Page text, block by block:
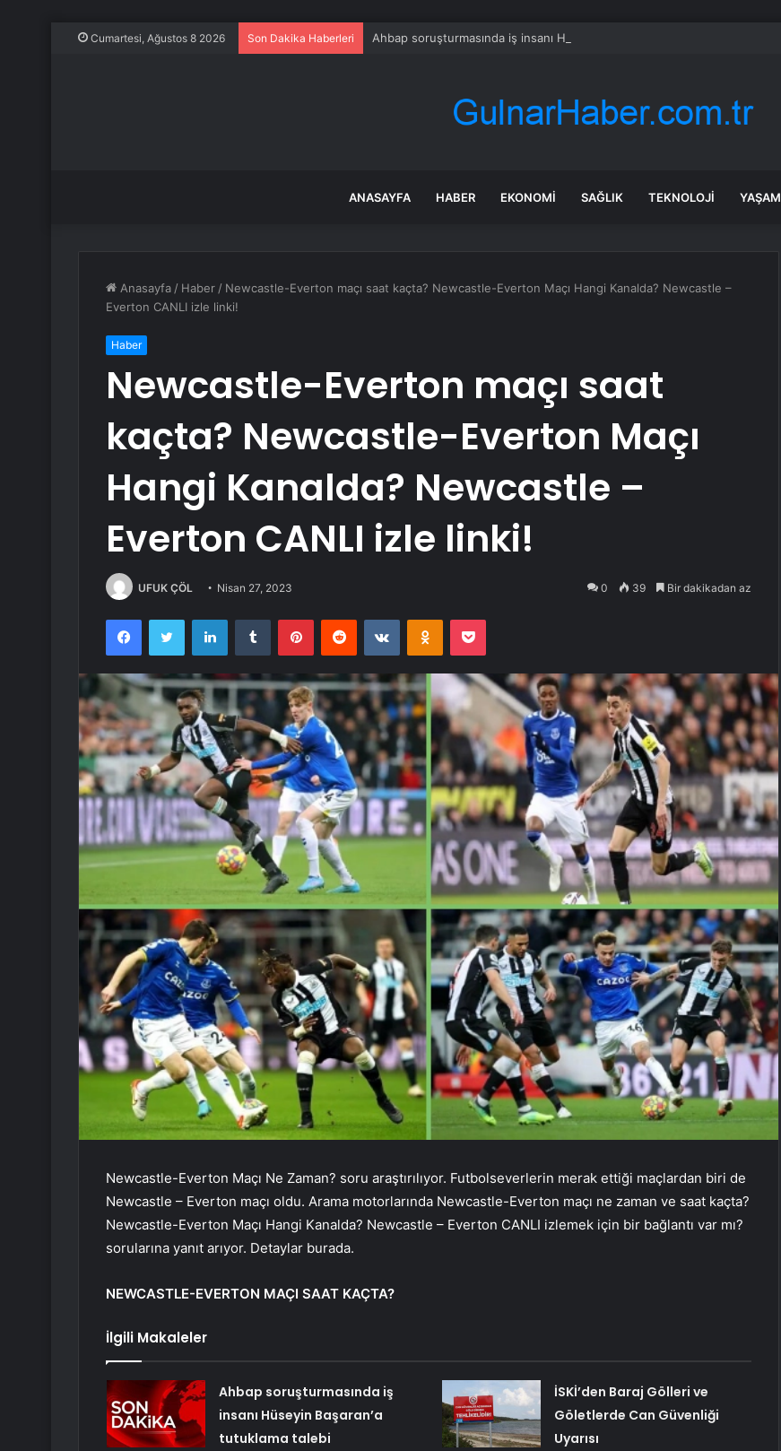
Cumartesi, Ağustos 8 2026 Son Dakika Haberleri Ahbap soruşturmasında iş insanı Hüseyin Başaran’a tutuklama talebi
ANASAYFA HABER EKONOMI SAĞLIK TEKNOLOJI YAŞAM
Anasayfa / Haber / Newcastle-Everton maçı saat kaçta? Newcastle-Everton Maçı Hangi Kanalda? Newcastle –
Everton CANLI izle linki!
Haber
Newcastle-Everton maçı saat
kaçta? Newcastle-Everton Maçı
Hangi Kanalda? Newcastle –
Everton CANLI izle linki!
UFUK ÇÖL Nisan 27, 2023 0 39 Bir dakikadan az
FacebookTwitter LinkedInTumblr PinterestReddit VKontakteOdnoklassniki
Pocket
Newcastle-Everton Maçı Ne Zaman? soru araştırılıyor. Futbolseverlerin merak ettiği maçlardan biri de
Newcastle – Everton maçı oldu. Arama motorlarında Newcastle-Everton maçı ne zaman ve saat kaçta?
Newcastle-Everton Maçı Hangi Kanalda? Newcastle – Everton CANLI izlemek için bir bağlantı var mı?
sorularına yanıt arıyor. Detaylar burada.
NEWCASTLE-EVERTON MAÇI SAAT KAÇTA?
İlgili Makaleler
Ahbap soruşturmasında iş
insanı Hüseyin Başaran’a
tutuklama talebi
İSKİ’den Baraj Gölleri ve
Göletlerde Can Güvenliği
Uyarısı